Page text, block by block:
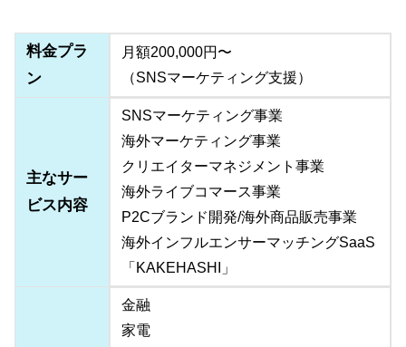
料金プラ
ン
月額200,000円〜
（SNSマーケティング支援）
主なサー
ビス内容
SNSマーケティング事業
海外マーケティング事業
クリエイターマネジメント事業
海外ライブコマース事業
P2Cブランド開発/海外商品販売事業
海外インフルエンサーマッチングSaaS
「KAKEHASHI」
金融
家電